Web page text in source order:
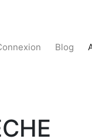
Blog